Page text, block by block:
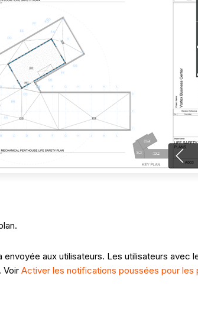
aux utilisateurs. Les utilisateurs
VoirActiver les notifications poussées pour les